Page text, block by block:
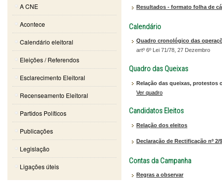
Resultados - formato folha de
Calendário
Quadro cronológico das
artº 6º Lei 71/78, 27 Dezembro
Quadro das Queixas
Relação das queixas, protestos
Ver quadro
Candidatos Eleitos
Relação dos eleitos
Declaração de Rectificação nº 2/
Contas da Campanha
Regras a observar
A CNE
Acontece
Calendário eleitoral
Eleições / Referendos
Esclarecimento Eleitoral
Recenseamento Eleitoral
Partidos Políticos
Publicações
Legislação
Ligações úteis